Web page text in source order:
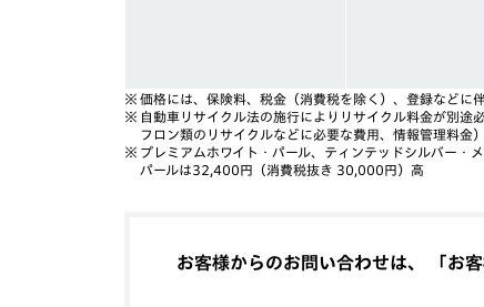
※ 価格には、保険料、税金（消費税を除く）、登録などに
※ 自動車リサイクル法の施行によりリサイクル料金が別途
フロン類のリサイクルなどに必要な費用、情報管理料金
※ プレミアムホワイト・パール、ティンテッドシルバー・
パールは32,400円（消費税抜き 30,000円）高
お客様からのお問い合わせは、 「